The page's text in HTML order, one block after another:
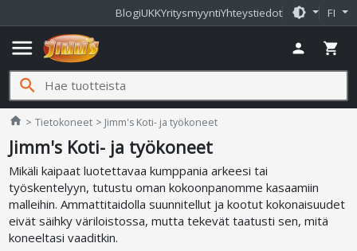
BlogiUKKYritysmyyntiYhteystiedot brightness_medium FI
menu person shopping_cart
search
home Jimms.fi
Tietokoneet Jimm's Koti- ja työkoneet
Jimm's Koti- ja työkoneet
Mikäli kaipaat luotettavaa kumppania arkeesi tai
työskentelyyn, tutustu oman kokoonpanomme kasaamiin
malleihin. Ammattitaidolla suunnitellut ja kootut kokonaisuudet
eivät säihky väriloistossa, mutta tekevät taatusti sen, mitä
koneeltasi vaaditkin.